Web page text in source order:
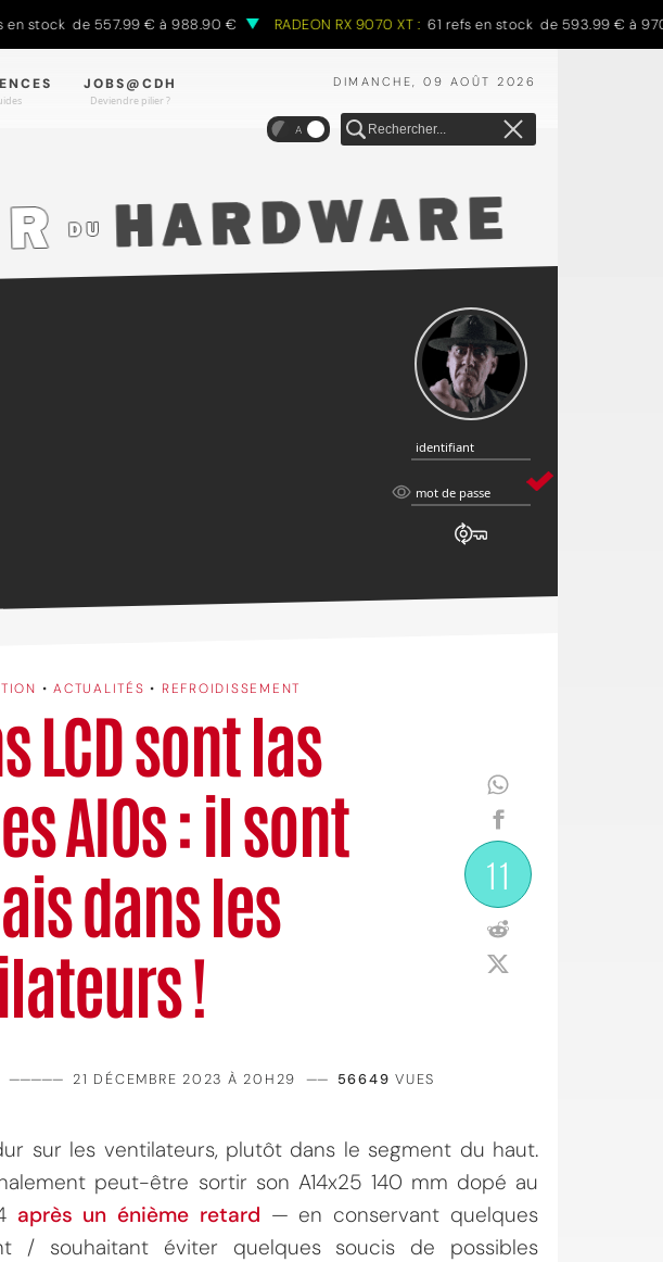
de 557.99 € à 988.90 € RADEON RX 9070 XT : 61 refs en stock de 593.99 € à 970.68 €
DIMANCHE, 09 AOÛT 2026
JOBS@CDH
Deviendre pilier ?
A
identifiant
identifiant
mot
mot de passe
•ACTUALITÉS • REFROIDISSEMENT
LCD sont las
AIOs : il sont
dans les
!
11
————— 21 DÉCEMBRE 2023 À 20H29 —— 56649 VUES
sur les ventilateurs, plutôt dans le segment du haut.
peut-être sortir son A14x25 140 mm dopé au
après un énième retard — en conservant quelques
/ souhaitant éviter quelques soucis de possibles